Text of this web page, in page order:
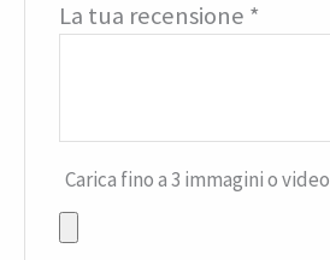
La tua recensione *
Carica fino a 3 immagini o video